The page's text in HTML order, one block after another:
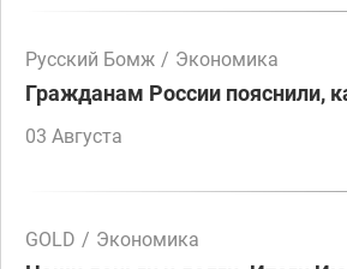
Русский Бомж / Экономика
Гражданам России пояснили,
03 Августа
GOLD / Экономика